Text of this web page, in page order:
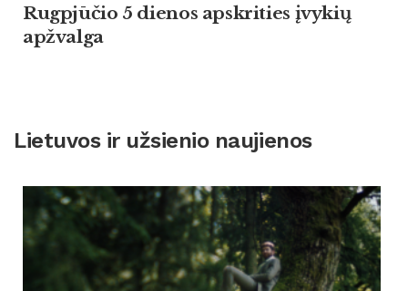
Rugpjūčio 5 dienos apskrities įvykių
apžvalga
Lietuvos ir užsienio naujienos